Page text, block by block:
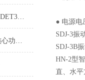
东汽油动机中等量程传感器DET300A
DF9011智能转速监控仪的核心功能有哪些？
相
● 电源电
SDJ-3振
SDJ-3B
HN-2型
直、水